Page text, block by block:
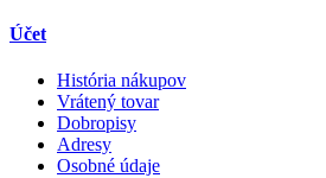
Účet
História nákupov
Vrátený tovar
Dobropisy
Adresy
Osobné údaje